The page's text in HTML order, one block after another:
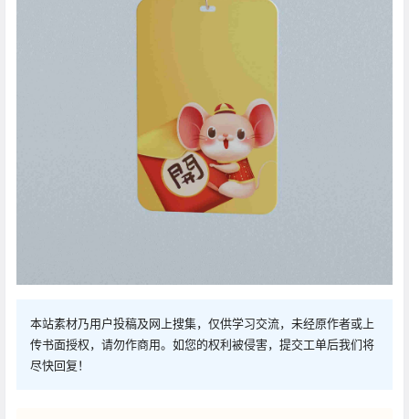
本站素材乃用户投稿及网上搜集，仅供学习交流，未经原作者或上
传书面授权，请勿作商用。如您的权利被侵害，提交工单后我们将
尽快回复！